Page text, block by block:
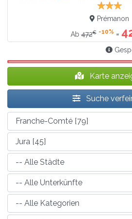
Prémanon
Ab472€ -10% =
Karte
Suche